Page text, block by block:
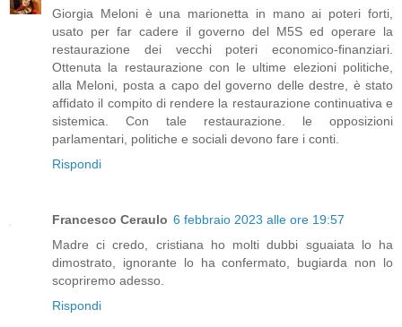
Giorgia Meloni è una marionetta in mano ai poteri forti,
usato per far cadere il governo del M5S ed operare la
restaurazione dei vecchi poteri economico-finanziari.
Ottenuta la restaurazione con le ultime elezioni politiche,
alla Meloni, posta a capo del governo delle destre, è stato
affidato il compito di rendere la restaurazione continuativa e
sistemica. Con tale restaurazione. le opposizioni
parlamentari, politiche e sociali devono fare i conti.
Rispondi
Francesco Ceraulo 6 febbraio 2023 alle ore 19:57
Madre ci credo, cristiana ho molti dubbi sguaiata lo ha
dimostrato, ignorante lo ha confermato, bugiarda non lo
scopriremo adesso.
Rispondi